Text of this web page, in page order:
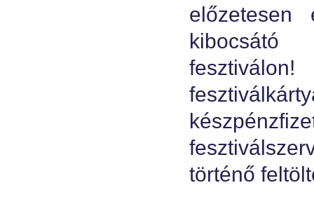
előzetesen
történő